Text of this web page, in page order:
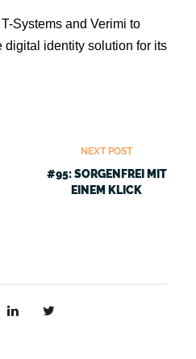
Systems and Verimi to
digital identity solution for its
NEXT POST
#95: SORGENFREI MIT
EINEM KLICK